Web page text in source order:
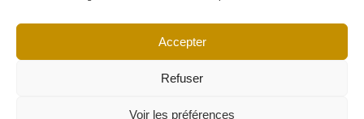
Accepter
Refuser
Voir les préférences
© Copyright 2026 DESIGN EXTÉRIEUR | Tous droits réservés.
conditions|Politique de cookies Déclaration de confidentialité|Imprint|
Avertissement